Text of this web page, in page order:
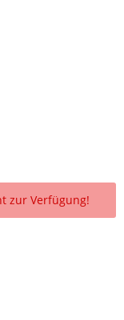
zur Verfügung!